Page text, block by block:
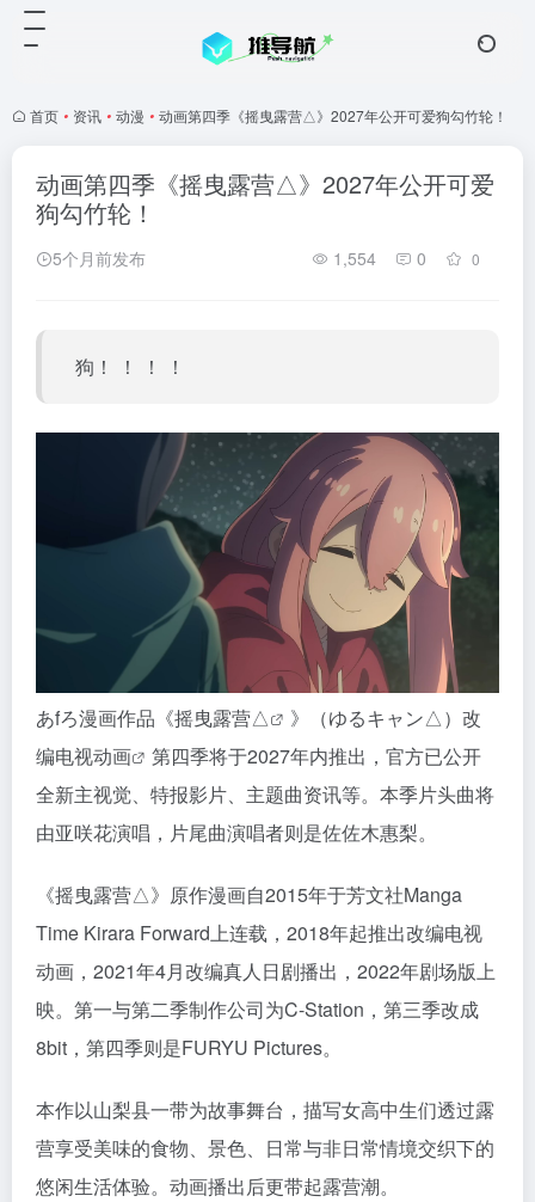
首页 • 资讯 • 动漫 • 动画第四季《摇曳露营△》2027年公开可爱狗勾竹轮！
动画第四季《摇曳露营△》2027年公开可爱
狗勾竹轮！
5个月前发布 1,554 0 0
狗！ ！ ！ ！
あfろ漫画作品《摇曳露营△
》（ゆるキャン△）改
编电视动画
第四季将于2027年内推出，官方已公开
全新主视觉、特报影片、主题曲资讯等。本季片头曲将
由亚咲花演唱，片尾曲演唱者则是佐佐木惠梨。
《摇曳露营△》原作漫画自2015年于芳文社Manga
Time Kirara Forward上连载，2018年起推出改编电视
动画，2021年4月改编真人日剧播出，2022年剧场版上
映。第一与第二季制作公司为C-Station，第三季改成
8bit，第四季则是FURYU Pictures。
本作以山梨县一带为故事舞台，描写女高中生们透过露
营享受美味的食物、景色、日常与非日常情境交织下的
悠闲生活体验。动画播出后更带起露营潮。